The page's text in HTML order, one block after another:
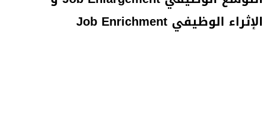
الإثراء الوظيفي Job Enrichment